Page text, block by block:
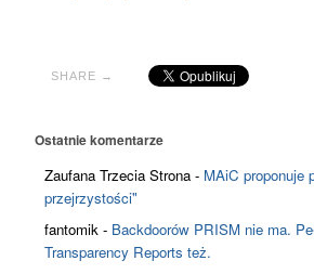
SHARE →
Ostatnie komentarze
Zaufana Trzecia Strona - MAiC proponuje
przejrzystości"
fantomik - Backdoorów PRISM nie ma.
Transparency Reports też.